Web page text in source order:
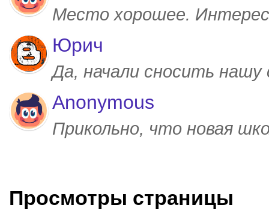
Место хорошее.
Юрич
Да, начали сносить
Anonymous
Прикольно, что новая
Просмотры страницы